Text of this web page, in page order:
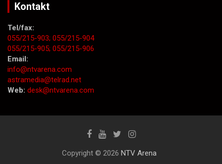
Kontakt
Tel/fax:
055/215-903; 055/215-904
055/215-905; 055/215-906
Email:
info@ntvarena.com
astramedia@telrad.net
Web: desk@ntvarena.com
Copyright © 2026 NTV Arena